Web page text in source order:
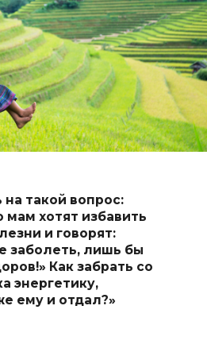
на такой вопрос:
хотят избавить
и говорят:
заболеть, лишь бы
Как забрать со
энергетику,
ему и отдал?»